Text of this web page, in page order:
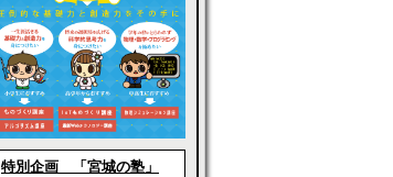
特別企画 「宮城の塾」